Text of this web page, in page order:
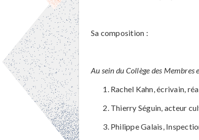
Sa composition :
Au sein du Collège des Membres
Rachel Kahn, écrivain,
Thierry Séguin, acteur
Philippe Galais,